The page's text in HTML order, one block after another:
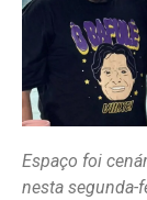
Espaço foi
nesta segunda-